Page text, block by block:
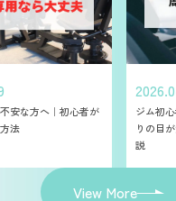
安な方へ｜初心者が
法
ジム初
りの目
説
View More